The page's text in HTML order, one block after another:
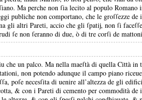
Ma perche non ſia lecito al populo Romano
publiche non comportano, che le groſſezze
gli altri Pareti, accio che gli ſpatĳ, non ſi
ſe non ſeranno di due, ò di tre corſi de
che un palco. Ma nella maeſtà di quella Città in
non potendo adunque il campo piano
poſe necesſita di uenire all’altezza de gli
& con i Pareti di cemento per commodità de